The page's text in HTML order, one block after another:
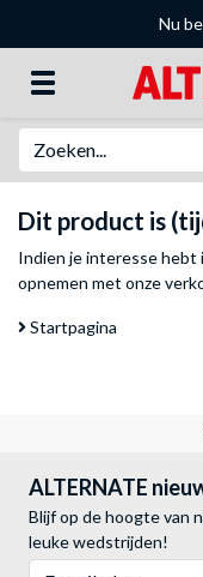
Nu
Dit product is
Indien je interesse hebt
opnemen met onze
Startpagina
ALTERNATE
Blijf op de hoogte van
leuke wedstrijden!